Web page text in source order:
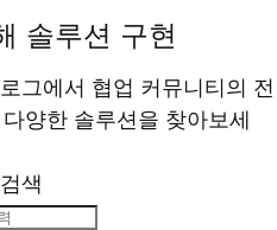
솔루션 구현
그에서 협업 커뮤니티의 전
양한 솔루션을 찾아보세
검색